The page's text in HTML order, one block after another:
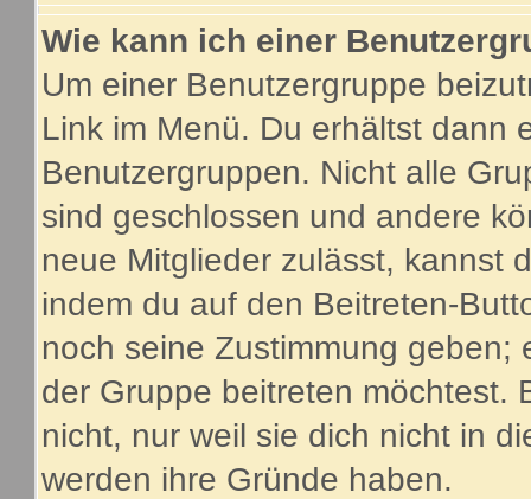
Wie kann ich einer
Um einer Benutzergruppe
Link im Menü. Du erhältst dann
Benutzergruppen. Nicht alle
sind geschlossen und andere
neue Mitglieder zulässt, kannst
indem du auf den Beitreten-
noch seine Zustimmung geben;
der Gruppe beitreten möchtest.
nicht, nur weil sie dich nicht in
werden ihre Gründe haben.